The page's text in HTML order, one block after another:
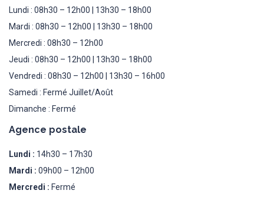
Lundi : 08h30 – 12h00 | 13h30 – 18h00
Mardi : 08h30 – 12h00 | 13h30 – 18h00
Mercredi : 08h30 – 12h00
Jeudi : 08h30 – 12h00 | 13h30 – 18h00
Vendredi : 08h30 – 12h00 | 13h30 – 16h00
Samedi : Fermé Juillet/Août
Dimanche : Fermé
Agence postale
Lundi : 14h30 – 17h30
Mardi : 09h00 – 12h00
Mercredi : Fermé